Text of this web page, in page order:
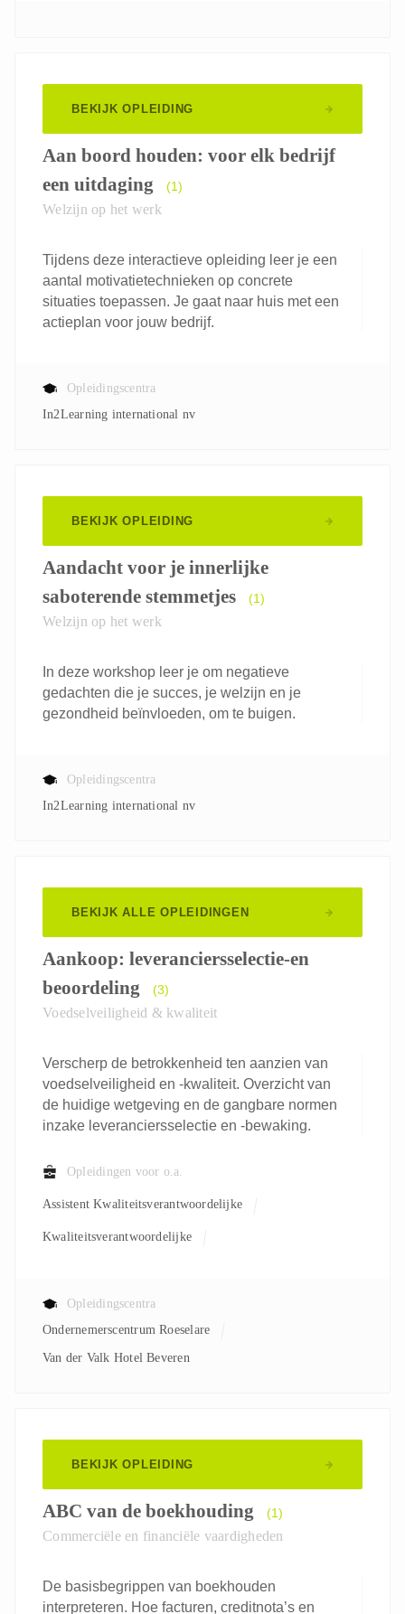
BEKIJK OPLEIDING
Aan boord houden: voor elk bedrijf
een uitdaging
(1)
Welzijn op het werk
Tijdens deze interactieve opleiding leer je een
aantal motivatietechnieken op concrete
situaties toepassen. Je gaat naar huis met een
actieplan voor jouw bedrijf.
Opleidingscentra
In2Learning international nv
BEKIJK OPLEIDING
Aandacht voor je innerlijke
saboterende stemmetjes
(1)
Welzijn op het werk
In deze workshop leer je om negatieve
gedachten die je succes, je welzijn en je
gezondheid beïnvloeden, om te buigen.
Opleidingscentra
In2Learning international nv
BEKIJK ALLE OPLEIDINGEN
Aankoop: leveranciersselectie-en
beoordeling
(3)
Voedselveiligheid & kwaliteit
Verscherp de betrokkenheid ten aanzien van
voedselveiligheid en -kwaliteit. Overzicht van
de huidige wetgeving en de gangbare normen
inzake leveranciersselectie en -bewaking.
Opleidingen voor o.a.
Assistent Kwaliteitsverantwoordelijke
Kwaliteitsverantwoordelijke
Opleidingscentra
Ondernemerscentrum Roeselare
Van der Valk Hotel Beveren
BEKIJK OPLEIDING
ABC van de boekhouding (1)
Commerciële en financiële vaardigheden
De basisbegrippen van boekhouden
interpreteren. Hoe facturen, creditnota’s en